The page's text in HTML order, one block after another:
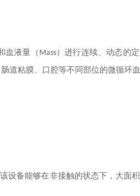
血液量（Mass）进行连续、动态的
道粘膜、 口腔等不同部位的微循环血
设备能够在非接触的状态下，大面